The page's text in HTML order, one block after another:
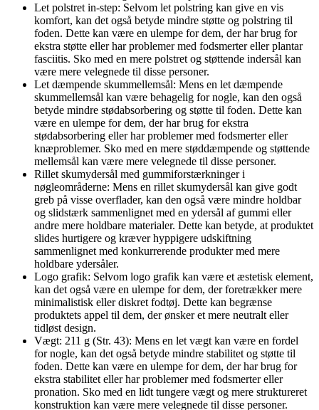
Let polstret in-step: Selvom let polstring kan give en vis
komfort, kan det også betyde mindre støtte og polstring til
foden. Dette kan være en ulempe for dem, der har brug for
ekstra støtte eller har problemer med fodsmerter eller plantar
fasciitis. Sko med en mere polstret og støttende indersål kan
være mere velegnede til disse personer.
Let dæmpende skummellemsål: Mens en let dæmpende
skummellemsål kan være behagelig for nogle, kan den også
betyde mindre stødabsorbering og støtte til foden. Dette kan
være en ulempe for dem, der har brug for ekstra
stødabsorbering eller har problemer med fodsmerter eller
knæproblemer. Sko med en mere støddæmpende og støttende
mellemsål kan være mere velegnede til disse personer.
Rillet skumydersål med gummiforstærkninger i
nøgleområderne: Mens en rillet skumydersål kan give godt
greb på visse overflader, kan den også være mindre holdbar
og slidstærk sammenlignet med en ydersål af gummi eller
andre mere holdbare materialer. Dette kan betyde, at produktet
slides hurtigere og kræver hyppigere udskiftning
sammenlignet med konkurrerende produkter med mere
holdbare ydersåler.
Logo grafik: Selvom logo grafik kan være et æstetisk element,
kan det også være en ulempe for dem, der foretrækker mere
minimalistisk eller diskret fodtøj. Dette kan begrænse
produktets appel til dem, der ønsker et mere neutralt eller
tidløst design.
Vægt: 211 g (Str. 43): Mens en let vægt kan være en fordel
for nogle, kan det også betyde mindre stabilitet og støtte til
foden. Dette kan være en ulempe for dem, der har brug for
ekstra stabilitet eller har problemer med fodsmerter eller
pronation. Sko med en lidt tungere vægt og mere struktureret
konstruktion kan være mere velegnede til disse personer.